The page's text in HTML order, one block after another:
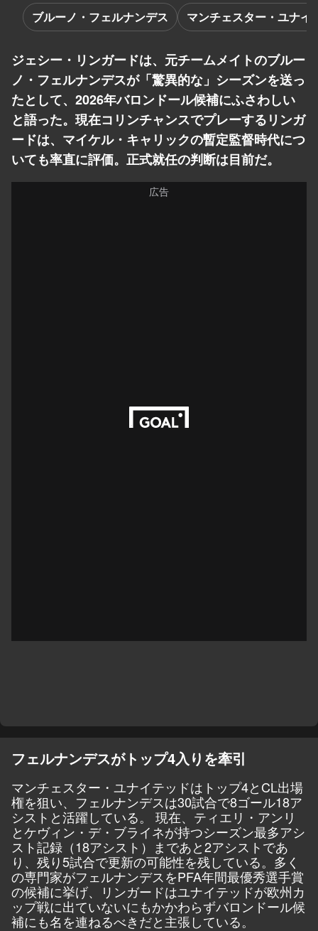
ブルーノ・フェルナンデス マンチェスター・ユナイ
ジェシー・リンガードは、元チームメイトのブルー
ノ・フェルナンデスが「驚異的な」シーズンを送っ
たとして、2026年バロンドール候補にふさわしい
と語った。現在コリンチャンスでプレーするリンガ
ードは、マイケル・キャリックの暫定監督時代につ
いても率直に評価。正式就任の判断は目前だ。
フェルナンデスがトップ4入りを牽引
マンチェスター・ユナイテッドはトップ4とCL出場
権を狙い、フェルナンデスは30試合で8ゴール18ア
シストと活躍している。 現在、ティエリ・アンリ
とケヴィン・デ・ブライネが持つシーズン最多アシ
スト記録（18アシスト）まであと2アシストであ
り、残り5試合で更新の可能性を残している。多く
の専門家がフェルナンデスをPFA年間最優秀選手賞
の候補に挙げ、リンガードはユナイテッドが欧州カ
ップ戦に出ていないにもかかわらずバロンドール候
補にも名を連ねるべきだと主張している。